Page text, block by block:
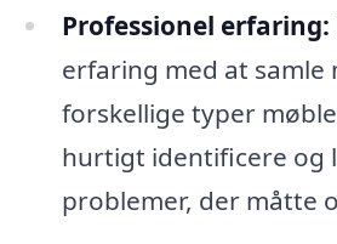
Professionel erfaring:
erfaring med at samle
forskellige typer
hurtigt identificere og
problemer, der måtte